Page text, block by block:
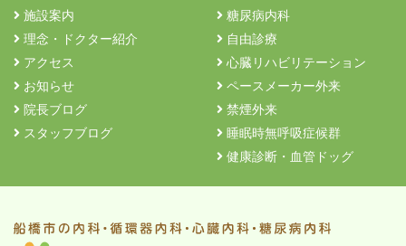
施設案内
理念・ドクター紹介
アクセス
お知らせ
院長ブログ
スタッフブログ
糖尿病内科
自由診療
心臓リハビリテーション
ペースメーカー外来
禁煙外来
睡眠時無呼吸症候群
健康診断・血管ドッグ